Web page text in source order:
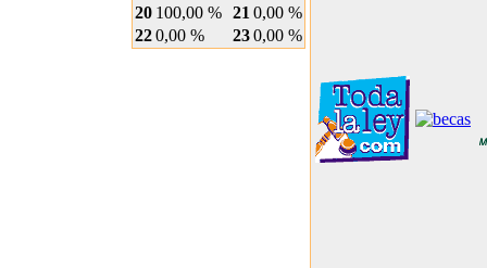
20 100,00 % 21 0,00 %
220,00 % 230,00 %